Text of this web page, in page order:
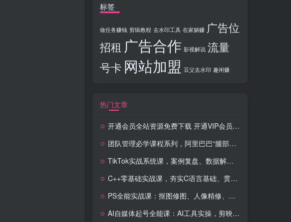
标签
做任务赚钱 剪辑教程 去水印工具 在家躺赚 广告位
招租 广告合作 影视解说 流量
号卡 网站加盟 豆父去水印 趣闲赚
热门文章
开通会员全站资源免费下载 开通VIP会员 HY资源库
团队管理必学课程系列，阿里巴巴“腿部三板斧”
TikTok实战系统课，案例复盘、数据解析、运营执行，从0到1构建千万级电商体系（更新）
C++零基础实战课，夯实C语言基础、贯穿游戏项目、掌握开发思维，学成可挑战月薪15K+岗位
PS全能实战课：抠图修图、人像精修、电商美工，0基础变身设计达人
AI自媒体起号全能课：AI工具实操，剪映技巧，多平台带货，0基础快速变现